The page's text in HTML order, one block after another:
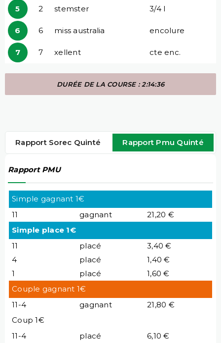
5 2 stemster 3/4 l
6 6 miss australia encolure
7 7 xellent cte enc.
DURÉE DE LA COURSE : 2:14:36
Rapport Sorec Quinté Rapport Pmu Quinté
Rapport PMU
Simple gagnant 1€
11
gagnant
21,20 €
Simple place 1€
11
placé
3,40 €
4
placé
1,40 €
1
placé
1,60 €
Couple gagnant 1€
11-4
gagnant
21,80 €
Coup 1€
11-4
placé 6,10 €